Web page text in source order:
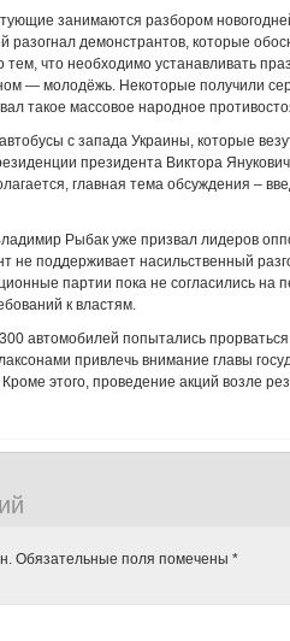
занимаются разбором
разогнал демонстрантов, которые
что необходимо устанавливать
— молодёжь. Некоторые получили
такое массовое народное
с запада Украины, которые
президента Виктора
главная тема обсуждения –
Рыбак уже призвал лидеров
не поддерживает насильственный
партии пока не согласились на
к властям.
автомобилей попытались
привлечь внимание главы
этого, проведение акций возле
Обязательные поля помечены *